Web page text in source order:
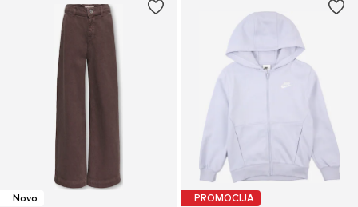
Novo PROMOCIJA